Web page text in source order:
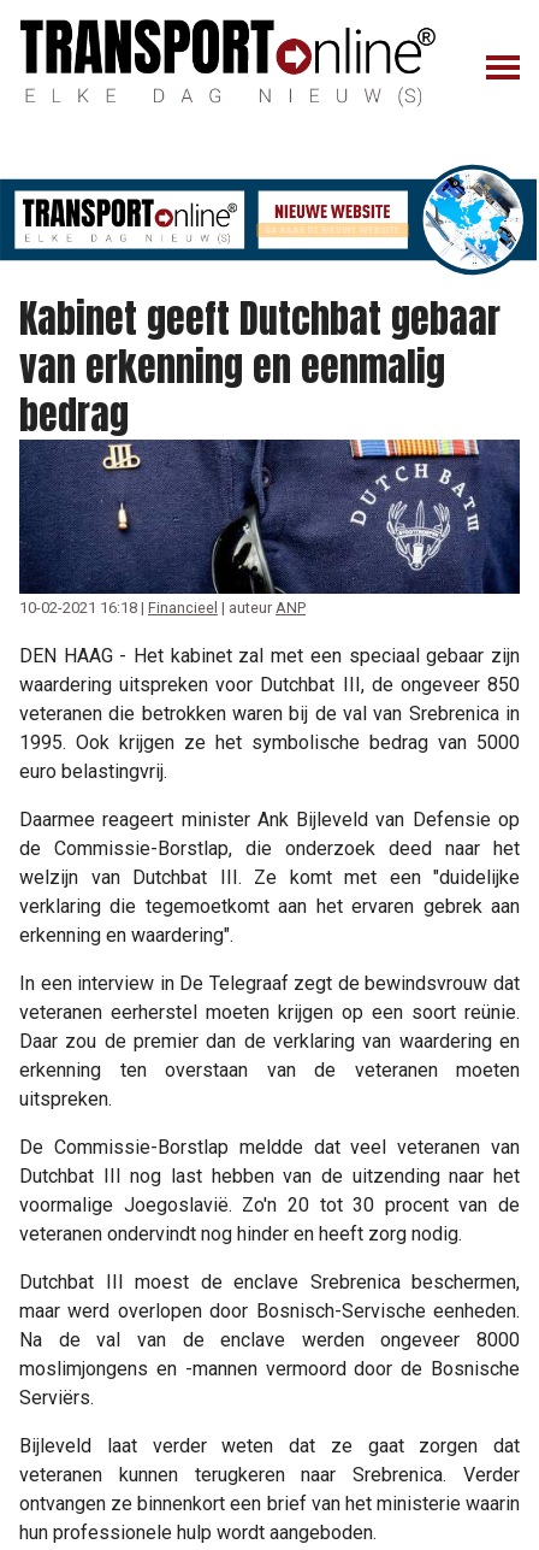
Kabinet geeft Dutchbat gebaar
van erkenning en eenmalig
bedrag
10-02-2021 16:18 | Financieel | auteur ANP
DEN HAAG - Het kabinet zal met een speciaal gebaar zijn
waardering uitspreken voor Dutchbat III, de ongeveer 850
veteranen die betrokken waren bij de val van Srebrenica in
1995. Ook krijgen ze het symbolische bedrag van 5000
euro belastingvrij.
Daarmee reageert minister Ank Bijleveld van Defensie op
de Commissie-Borstlap, die onderzoek deed naar het
welzijn van Dutchbat III. Ze komt met een "duidelijke
verklaring die tegemoetkomt aan het ervaren gebrek aan
erkenning en waardering".
In een interview in De Telegraaf zegt de bewindsvrouw dat
veteranen eerherstel moeten krijgen op een soort reünie.
Daar zou de premier dan de verklaring van waardering en
erkenning ten overstaan van de veteranen moeten
uitspreken.
De Commissie-Borstlap meldde dat veel veteranen van
Dutchbat III nog last hebben van de uitzending naar het
voormalige Joegoslavië. Zo'n 20 tot 30 procent van de
veteranen ondervindt nog hinder en heeft zorg nodig.
Dutchbat III moest de enclave Srebrenica beschermen,
maar werd overlopen door Bosnisch-Servische eenheden.
Na de val van de enclave werden ongeveer 8000
moslimjongens en -mannen vermoord door de Bosnische
Serviërs.
Bijleveld laat verder weten dat ze gaat zorgen dat
veteranen kunnen terugkeren naar Srebrenica. Verder
ontvangen ze binnenkort een brief van het ministerie waarin
hun professionele hulp wordt aangeboden.